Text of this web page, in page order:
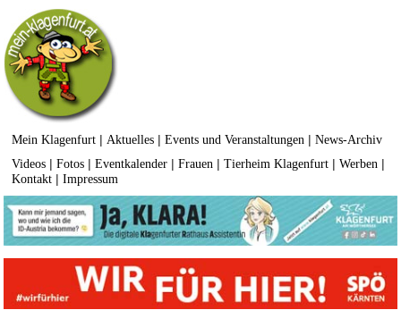
Mein Klagenfurt | Aktuelles |Events und Veranstaltungen |News-Archiv
Videos |Fotos |Eventkalender |Frauen |Tierheim Klagenfurt |Werben |
Kontakt |Impressum